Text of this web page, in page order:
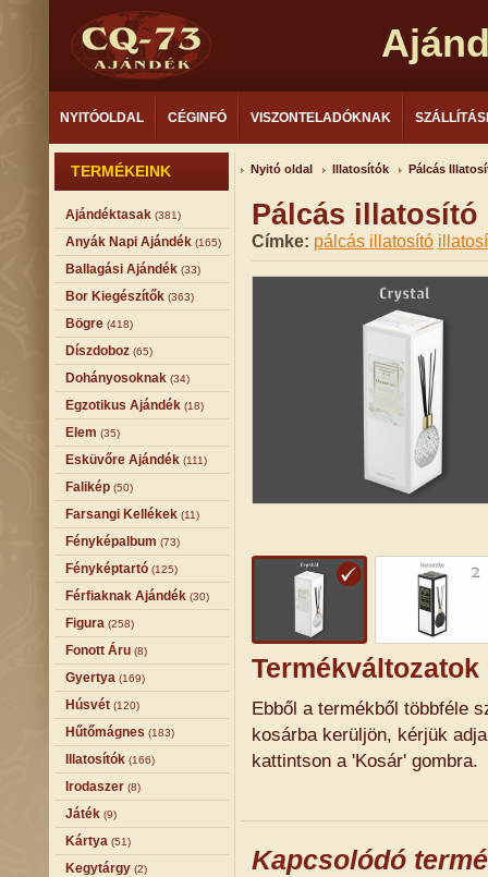
NYITÓOLDAL CÉGINFÓ VISZONTELADÓKNAK
TERMÉKEINK
Ajándéktasak (381)
Anyák Napi Ajándék (165)
Ballagási Ajándék (33)
Bor Kiegészítők (363)
Bögre (418)
Díszdoboz (65)
Dohányosoknak (34)
Egzotikus Ajándék (18)
Elem (35)
Esküvőre Ajándék (111)
Falikép (50)
Farsangi Kellékek (11)
Fényképalbum (73)
Fényképtartó (125)
Férfiaknak Ajándék (30)
Figura (258)
Fonott Áru (8)
Gyertya (169)
Húsvét (120)
Hűtőmágnes (183)
Illatosítók (166)
Irodaszer (8)
Játék (9)
Kártya (51)
Kegytárgy (2)
Nyitó oldal Illatosítók Pálcás
Pálcás illatosító
Címke: pálcás illatosító
Termékváltozatok
Ebből a termékből többféle
kosárba kerüljön, kérjük
kattintson a 'Kosár' gombra.
Kapcsolódó